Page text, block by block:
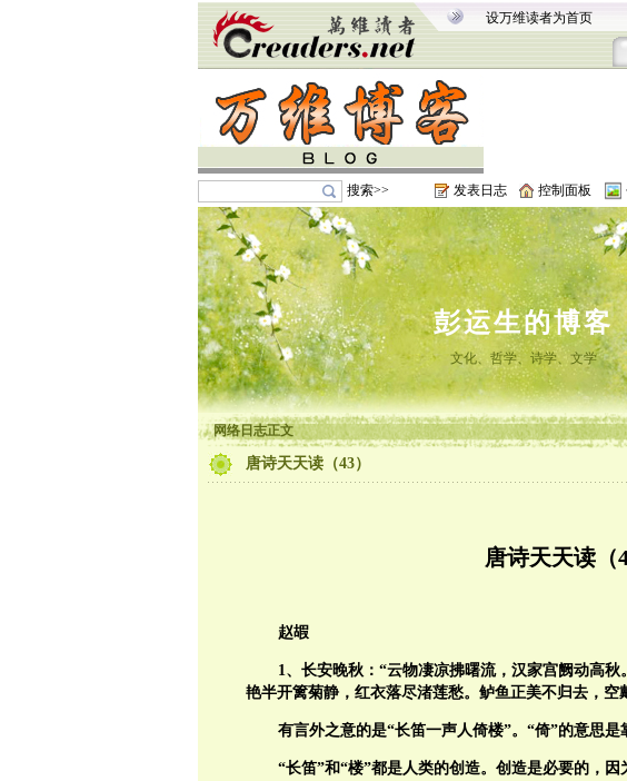
设万维读者为首页
搜索>> 发表日志 控制面板
彭运生的博客
文化、哲学、诗学、文学
网络日志正文
唐诗天天读（43）
唐诗天天读（
赵嘏
1、 长安晚秋：“云物凄凉拂曙流，汉家宫阙动高
艳半开篱菊静，红衣落尽渚莲愁。鲈鱼正美不归去，空
有言外之意的是“长笛一声人倚楼”。“倚”的意思是
“长笛”和“楼”都是人类的创造。创造是必要的，